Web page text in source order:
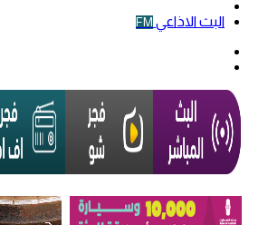
البث الاذاعي FM